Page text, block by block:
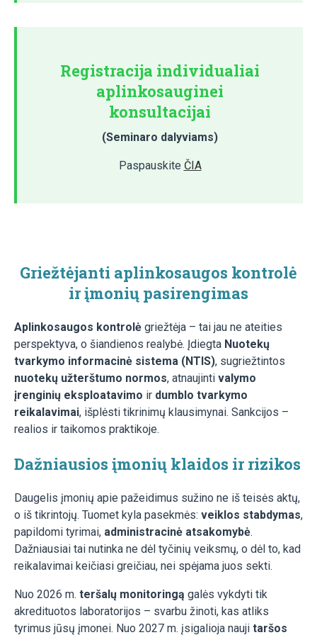
Registracija individualiai
aplinkosauginei
konsultacijai
(Seminaro dalyviams)
Paspauskite ČIA
Griežtėjanti aplinkosaugos kontrolė
ir įmonių pasirengimas
Aplinkosaugos kontrolė griežtėja – tai jau ne ateities
perspektyva, o šiandienos realybė. Įdiegta Nuotekų
tvarkymo informacinė sistema (NTIS), sugriežtintos
nuotekų užterštumo normos, atnaujinti valymo
įrenginių eksploatavimo ir dumblo tvarkymo
reikalavimai, išplėsti tikrinimų klausimynai. Sankcijos –
realios ir taikomos praktikoje.
Dažniausios įmonių klaidos ir rizikos
Daugelis įmonių apie pažeidimus sužino ne iš teisės aktų,
o iš tikrintojų. Tuomet kyla pasekmės: veiklos stabdymas,
papildomi tyrimai, administracinė atsakomybė.
Dažniausiai tai nutinka ne dėl tyčinių veiksmų, o dėl to, kad
reikalavimai keičiasi greičiau, nei spėjama juos sekti.
Nuo 2026 m. teršalų monitoringą galės vykdyti tik
akredituotos laboratorijos – svarbu žinoti, kas atliks
tyrimus jūsų įmonei. Nuo 2027 m. įsigalioja nauji taršos